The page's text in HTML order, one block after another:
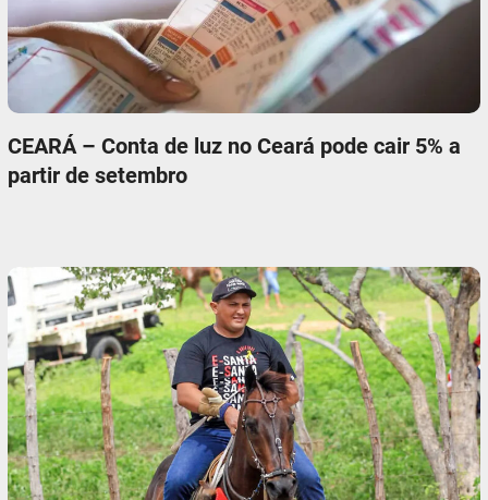
CEARÁ – Conta de luz no Ceará pode cair 5% a
partir de setembro